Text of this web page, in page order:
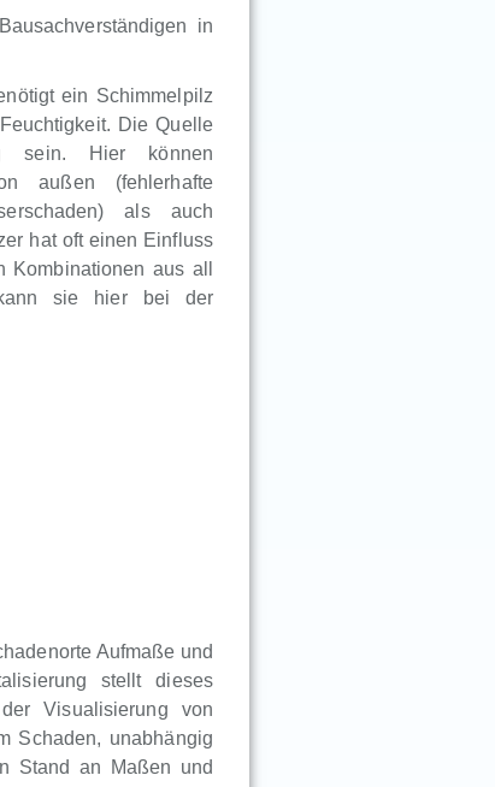
in
ein Schimmelpilz
Die Quelle
sein. Hier können
außen (fehlerhafte
als auch
hat oft einen Einfluss
aus all
sie hier bei der
Aufmaße und
stellt dieses
Visualisierung von
Schaden, unabhängig
Stand an Maßen und